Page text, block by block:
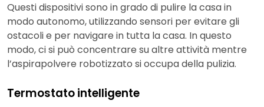
Questi dispositivi sono in grado di pulire la casa in
modo autonomo, utilizzando sensori per evitare gli
ostacoli e per navigare in tutta la casa. In questo
modo, ci si può concentrare su altre attività mentre
l’aspirapolvere robotizzato si occupa della pulizia.
Termostato intelligente